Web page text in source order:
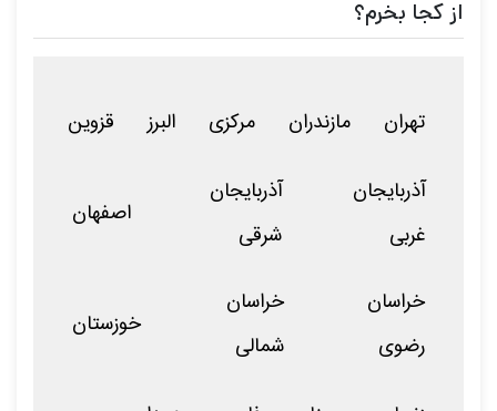
از کجا بخرم؟
تهران مازندران مرکزی البرز
قزوین
آذربایجان
غربی
آذربایجان
شرقی
اصفهان
خراسان
رضوی
خراسان
شمالی
خوزستان